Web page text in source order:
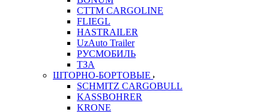
CTTM CARGOLINE
FLIEGL
HASTRAILER
UzAuto Trailer
РУСМОБИЛЬ
ТЗА
ШТОРНО-БОРТОВЫЕ
SCHMITZ CARGOBULL
KASSBOHRER
KRONE